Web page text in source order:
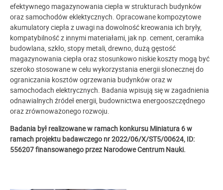
efektywnego magazynowania ciepła w strukturach budynków
oraz samochodów eklektycznych. Opracowane kompozytowe
akumulatory ciepła z uwagi na dowolność kreowania ich bryły,
kompatybilność z innymi materiałami, jak np. cement, ceramika
budowlana, szkło, stopy metali, drewno, dużą gęstość
magazynowania ciepła oraz stosunkowo niskie koszty mogą być
szeroko stosowane w celu wykorzystania energii słonecznej do
ograniczania kosztów ogrzewania budynków oraz w
samochodach elektrycznych. Badania wpisują się w zagadnienia
odnawialnych źródeł energii, budownictwa energooszczędnego
oraz zrównoważonego rozwoju.
Badania był realizowane w ramach konkursu Miniatura 6 w
ramach projektu badawczego nr 2022/06/X/ST5/00624, ID:
556207 finansowanego przez Narodowe Centrum Nauki.